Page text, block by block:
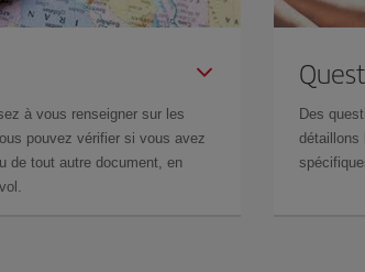
à vous renseigner sur les
pouvez vérifier si vous avez
de tout autre document, en
Des
détaillons